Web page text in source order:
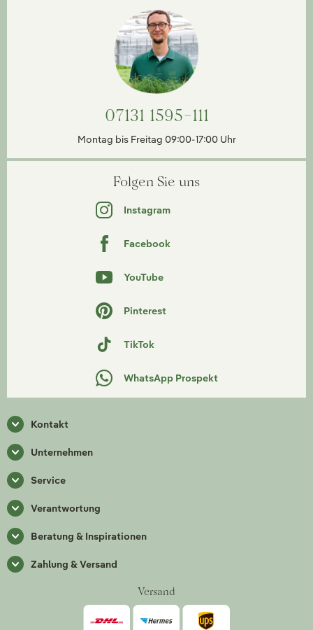
07131 1595-111
Montag bis Freitag 09:00-17:00 Uhr
Folgen Sie uns
Instagram
Facebook
YouTube
Pinterest
TikTok
WhatsApp Prospekt
Kontakt
Unternehmen
Service
Verantwortung
Beratung & Inspirationen
Zahlung & Versand
Versand